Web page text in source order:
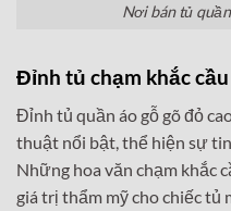
Nơi bán tủ
Đỉnh tủ chạm khắc
Đỉnh tủ quần áo gỗ gõ đỏ
thuật nổi bật, thể hiện sự
Những hoa văn chạm khắc
giá trị thẩm mỹ cho chiếc tủ